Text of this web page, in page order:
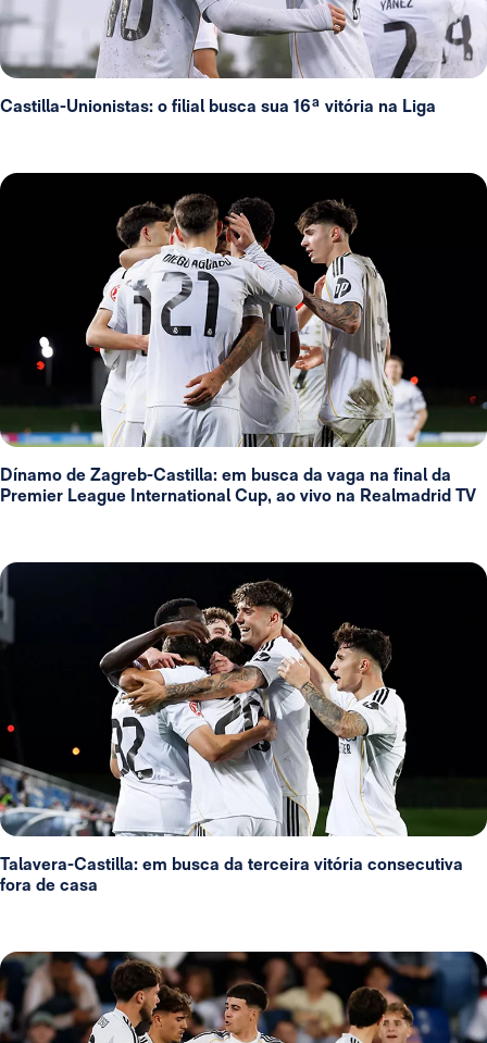
Castilla-Unionistas: o filial busca sua 16ª vitória na Liga
Dínamo de Zagreb-Castilla: em busca da vaga na final da
Premier League International Cup, ao vivo na Realmadrid TV
Talavera-Castilla: em busca da terceira vitória consecutiva
fora de casa